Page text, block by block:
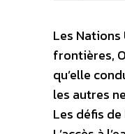
Les Nations
frontières,
qu’elle
les autres
Les défis